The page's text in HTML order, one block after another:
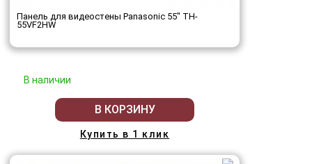
Панель для видеостены Panasonic 55" TH-
55VF2HW
В наличии
В КОРЗИНУ
Купить в 1 клик